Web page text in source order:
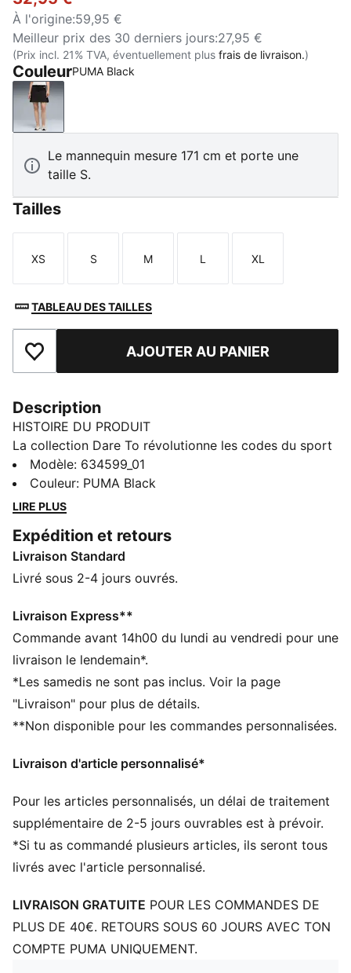
À l'origine:59,95 €
Meilleur prix des 30 derniers jours:27,95 €
(Prix incl. 21% TVA, éventuellement plus frais de livraison.)
CouleurPUMA Black
PUMA Black
Le mannequin mesure 171 cm et porte une
taille S.
Tailles
Taille
XS
Taille
S
Taille
M
Taille
L
Taille
XL
TABLEAU DES TAILLES
Ajouter aux favorisAJOUTER AU PANIER
Description
HISTOIRE DU PRODUIT
La collection Dare To révolutionne les codes du sport
et de la mode avec des modèles forts et modernes
pour créer des outfits uniques. Montre-leur ton style
avec cette jupe. Ose la différence. Et va donc vivre
CARACTÉRISTIQUES + AVANTAGES
CONFORT + COUPE : tissu tissé extensible qui suit
parfaitement tes mouvements, offrant un confort
utilisation impeccable tout au long de la journée
Confectionné à partir de matériaux 100 % recyclés,
hors finitions et décorations
Coupe : Régulière
Matière principale : Taffetas
Longueur : Au-dessus des genoux
Détails plissés
Modèle: 634599_01
Couleur: PUMA Black
LIRE PLUS
Expédition et retours
Livraison Standard
Livré sous 2-4 jours ouvrés.
Livraison Express**
Commande avant 14h00 du lundi au vendredi pour une
livraison le lendemain*.
*Les samedis ne sont pas inclus. Voir la page
"Livraison" pour plus de détails.
**Non disponible pour les commandes personnalisées.
Livraison d'article personnalisé*
Pour les articles personnalisés, un délai de traitement
supplémentaire de 2-5 jours ouvrables est à prévoir.
*Si tu as commandé plusieurs articles, ils seront tous
livrés avec l'article personnalisé.
LIVRAISON GRATUITE POUR LES COMMANDES DE
PLUS DE 40€. RETOURS SOUS 60 JOURS AVEC TON
COMPTE PUMA UNIQUEMENT.